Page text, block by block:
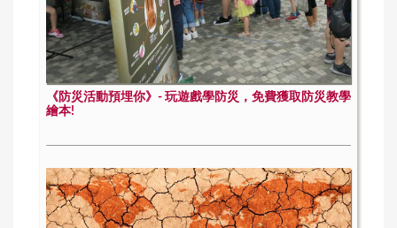
《防災活動預埋你》- 玩遊戲學防災，免費獲取防災教學
繪本!